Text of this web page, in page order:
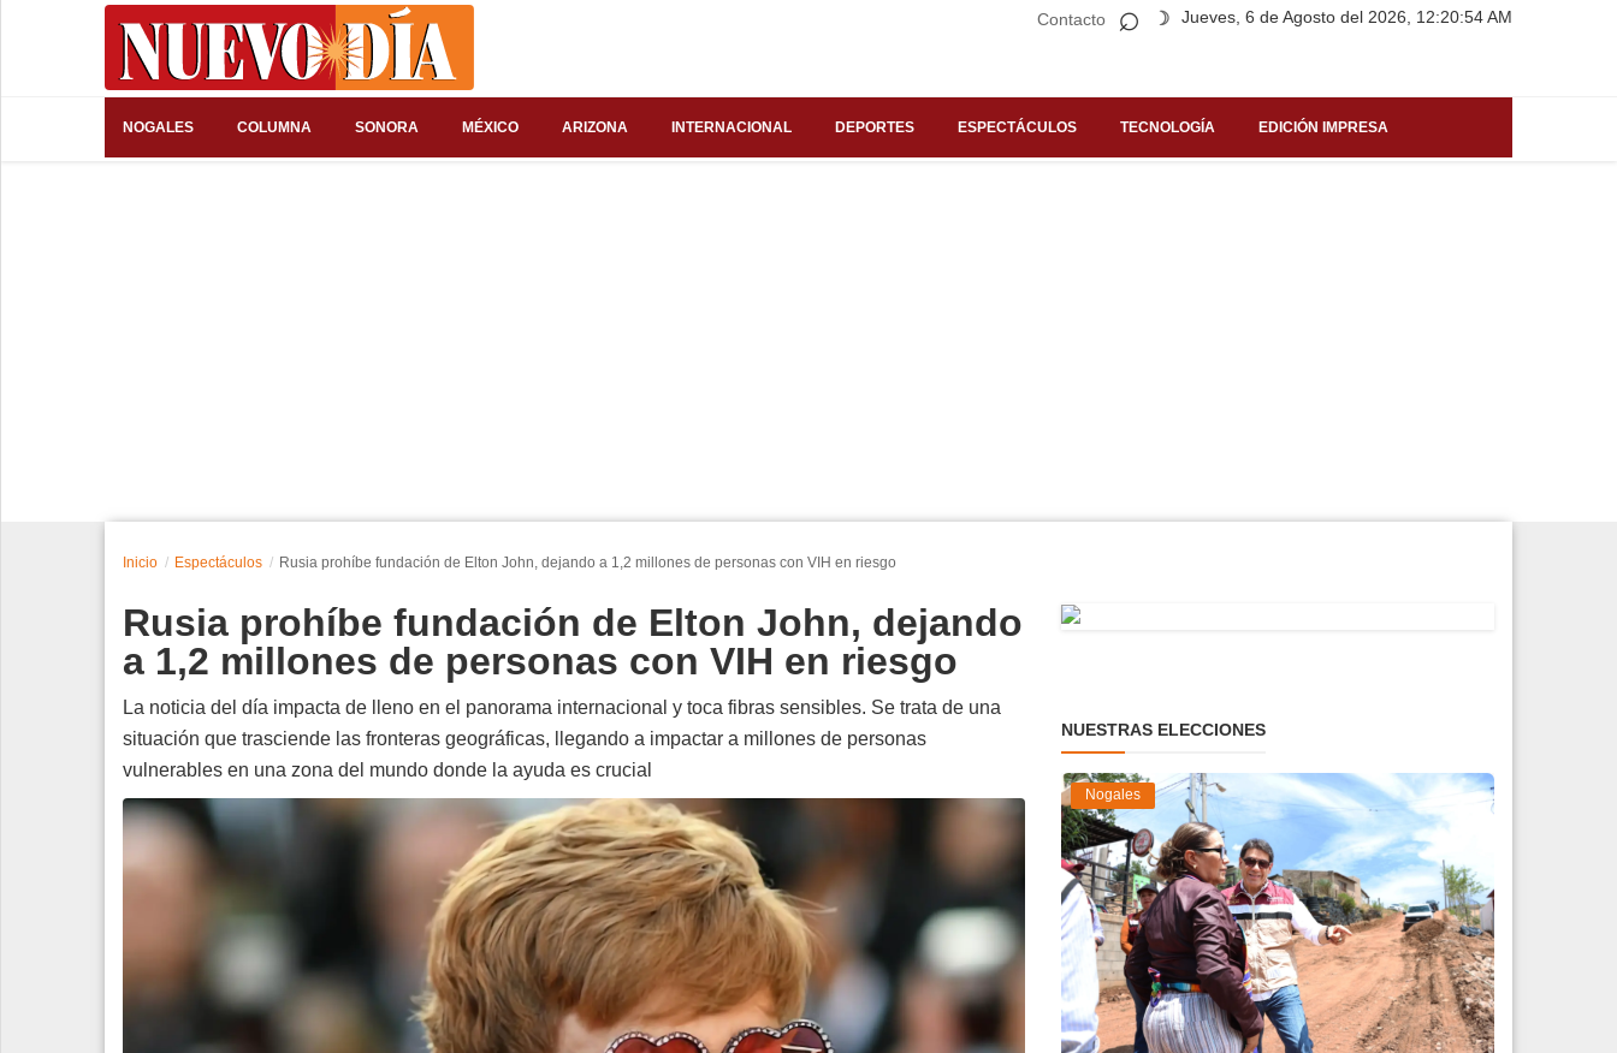
Contacto Jueves, 6 de Agosto del 2026, 12:20:54 AM
⌕ ☽
NOGALES COLUMNA SONORA MÉXICO ARIZONA INTERNACIONAL DEPORTES ESPECTÁCULOS TECNOLOGÍA EDICIÓN IMPRESA
Edición Impresa
Inicio Espectáculos Rusia prohíbe fundación de Elton John, dejando a 1,2 millones de personas con VIH en riesgo
Rusia prohíbe fundación de Elton John, dejando
a 1,2 millones de personas con VIH en riesgo
La noticia del día impacta de lleno en el panorama internacional y toca fibras sensibles. Se trata de una
situación que trasciende las fronteras geográficas, llegando a impactar a millones de personas
vulnerables en una zona del mundo donde la ayuda es crucial
NUESTRAS ELECCIONES
Nogales
Avanza obra de pavimentación que